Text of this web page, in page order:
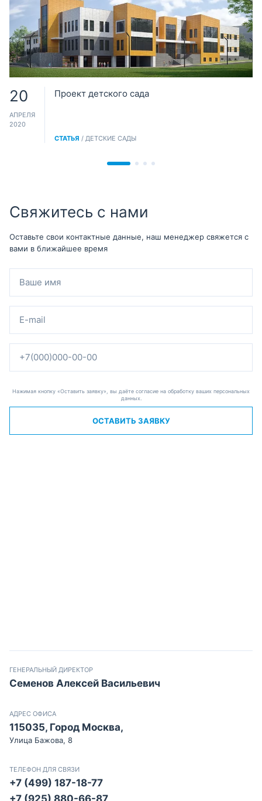
20
АПРЕЛЯ
2020
Проект детского сада
СТАТЬЯ / ДЕТСКИЕ САДЫ
Свяжитесь с нами
Оставьте свои контактные данные, наш менеджер свяжется с
вами в ближайшее время
Нажимая кнопку «Оставить заявку», вы даёте согласие на обработку ваших персональных
данных.
ОСТАВИТЬ ЗАЯВКУ
ГЕНЕРАЛЬНЫЙ ДИРЕКТОР
Семенов Алексей Васильевич
АДРЕС ОФИСА
115035, Город Москва,
Улица Бажова, 8
ТЕЛЕФОН ДЛЯ СВЯЗИ
+7 (499) 187-18-77
+7 (925) 880-66-87